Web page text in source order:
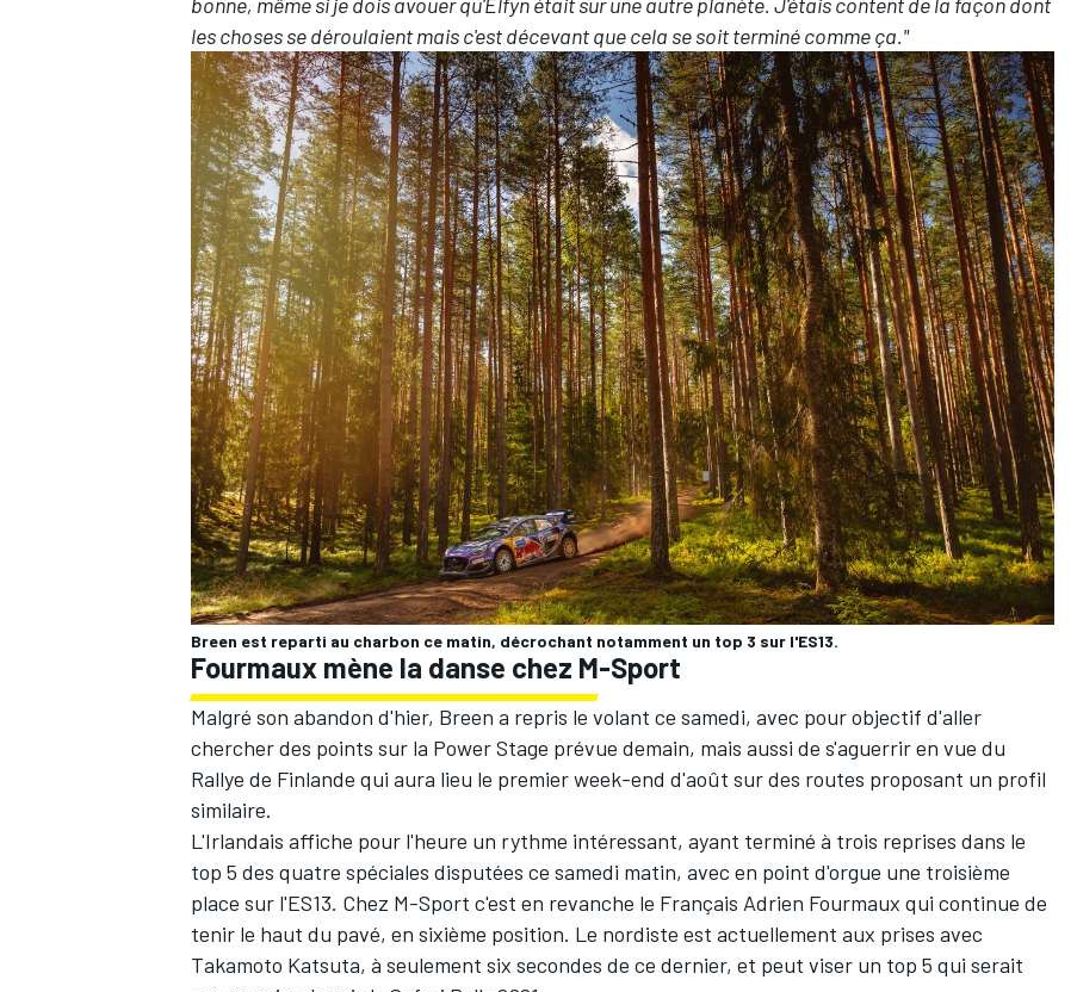
AUTRES CHAMPIONNATS
les choses se déroulaient mais c'est décevant que cela se soit terminé comme ça."
Breen est reparti au charbon ce matin, décrochant notamment un top 3 sur l'ES13.
Fourmaux mène la danse chez M-Sport
Malgré son abandon d'hier, Breen a repris le volant ce samedi, avec pour objectif d'aller
chercher des points sur la Power Stage prévue demain, mais aussi de s'aguerrir en vue du
Rallye de Finlande qui aura lieu le premier week-end d'août sur des routes proposant un profil
similaire.
L'Irlandais affiche pour l'heure un rythme intéressant, ayant terminé à trois reprises dans le
top 5 des quatre spéciales disputées ce samedi matin, avec en point d'orgue une troisième
place sur l'ES13. Chez M-Sport c'est en revanche le Français Adrien Fourmaux qui continue de
tenir le haut du pavé, en sixième position. Le nordiste est actuellement aux prises avec
Takamoto Katsuta, à seulement six secondes de ce dernier, et peut viser un top 5 qui serait